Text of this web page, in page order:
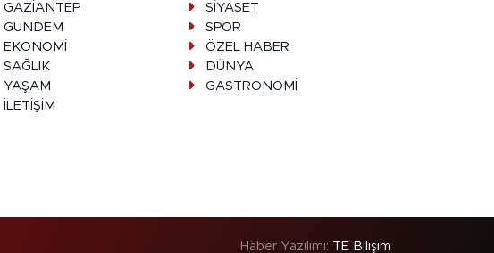
GAZİANTEP
SİYASET
GÜNDEM
SPOR
EKONOMİ
ÖZEL HABER
SAĞLIK
DÜNYA
YAŞAM
GASTRONOMİ
İLETİŞİM
Haber Yazılımı: TE Bilişim